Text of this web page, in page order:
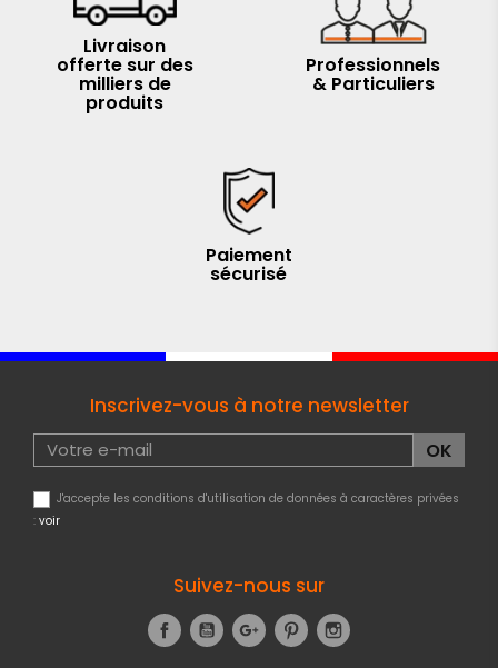
Livraison
offerte sur des
milliers de
produits
Professionnels
& Particuliers
Paiement
sécurisé
Inscrivez-vous à notre newsletter
J'accepte les conditions d'utilisation de données à caractères privées
: voir
Suivez-nous sur
FacebookYouTubeGoogle+Pinterest